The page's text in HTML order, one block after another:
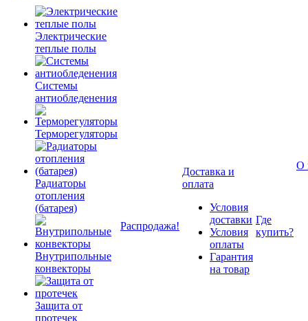
Электрические
теплые полы
Системы
антиобледенения
Терморегуляторы
Радиаторы
отопления
(батарея)
Внутрипольные
конвекторы
Защита от
протечек
Распродажа!
Доставка и
оплата
Условия
доставки
Условия
оплаты
Гарантия
на товар
Где
купить?
О